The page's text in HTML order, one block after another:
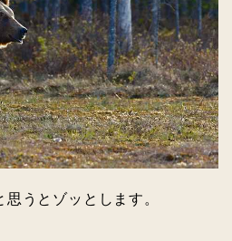
うとゾッとします。